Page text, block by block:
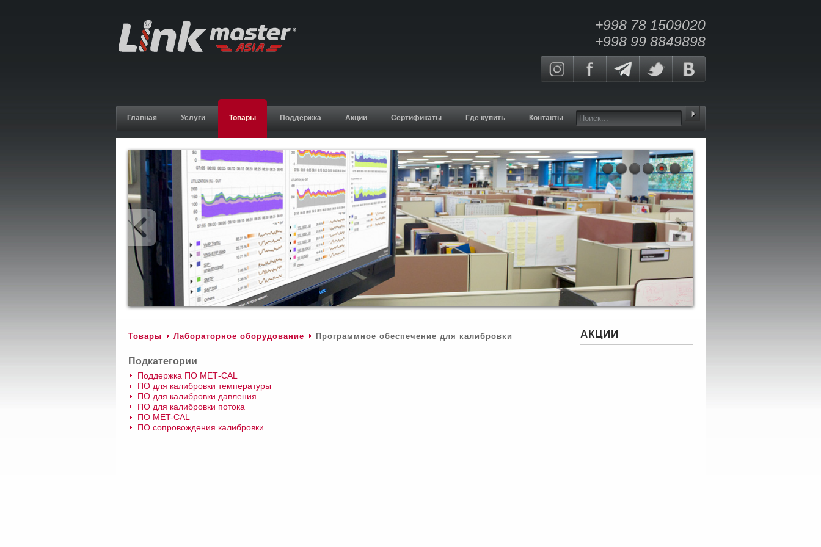
+998 78 1509020
+998 99 8849898
Главная Услуги Товары Поддержка Акции Сертификаты Где купить Контакты
Товары Лабораторное оборудование Программное обеспечение для калибровки
Подкатегории
Поддержка ПО МЕТ-CAL
ПО для калибровки температуры
ПО для калибровки давления
ПО для калибровки потока
ПО MET-CAL
ПО сопровождения калибровки
АКЦИИ